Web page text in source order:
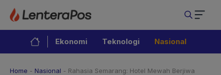
Langsung
isi
Ekonomi Teknologi Nasional
Home - Nasional - Rahasia Semarang: Hotel Mewah Berjiwa